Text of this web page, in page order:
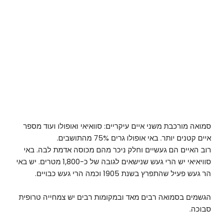
סמואה מורכבת משני איים עיקריים: סוואיאי ואופולו ועוד מספר
איים קטנים יותר. באי אופולו גרים 75% מהתושבים.
רוב האיים הם געשיים וחלק ניכר מהם מכוסה אדמת לבה. באי
סוויאיאי יש הרי געש שנישאים לגובה של כ-1,800 מטרים. יש באי
הר געש פעיל שהתפרץ בשנת 1905 וכמה הרי געש כבויים.
הגשמים בסמואה רבים מאד ובמקומות רבים יש צמחייה טרופית
סבוכה.